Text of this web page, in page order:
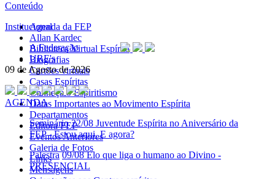
Conteúdo
Agenda da FEP
Allan Kardec
Biblioteca Virtual Espírita
Biografias
Cartões virtuais
Casas Espíritas
Conheça o Espiritismo
Datas Importantes ao Movimento Espírita
Departamentos
Editora FEP
Eventos Anteriores
Galeria de Fotos
Links
Mensagens
Institucional
A Federação
URE's
09 de Agosto de 2026
AGENDA
Seminário 22/08 Juventude Espírita no Aniversário da
FEP - Estou aqui. E agora?
Palestra 09/08 Elo que liga o humano ao Divino -
PRESENCIAL